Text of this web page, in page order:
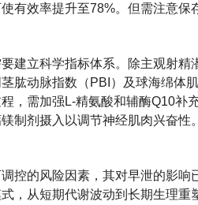
有效率提升至78%。但需注意
建立科学指标体系。除主观射
肱动脉指数（PBI）及球海绵体
，需加强L-精氨酸和辅酶Q10补
制剂摄入以调节神经肌肉兴奋
控的风险因素，其对早泄的影
，从短期代谢波动到长期生理